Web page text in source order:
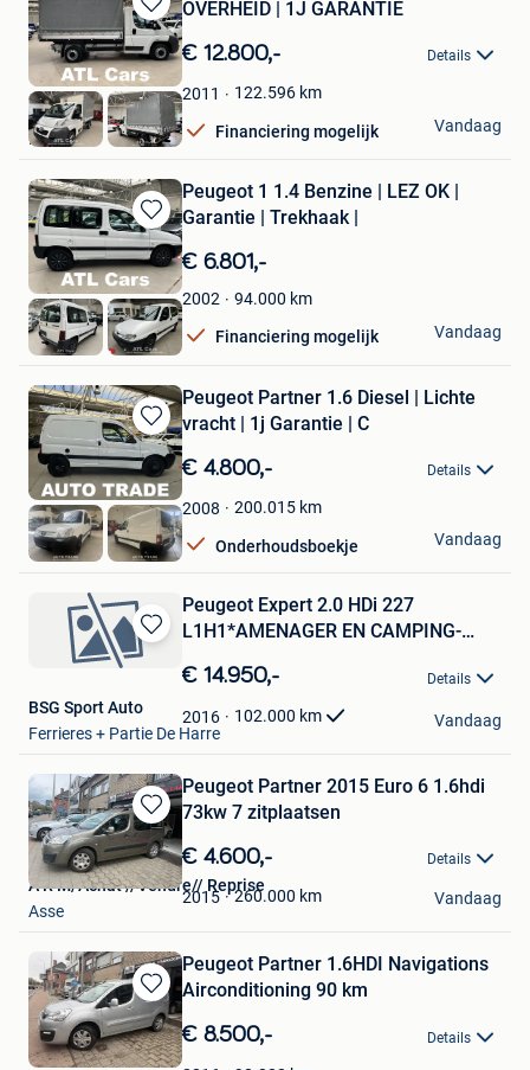
Bewaren
in
Mijn
Favorieten
OVERHEID | 1J GARANTIE
€ 12.800,- Details
2011 122.596 km
Financiering mogelijk
ATL Cars
Hasselt
Vandaag
Bewaren
in
Mijn
Favorieten
Peugeot 1 1.4 Benzine | LEZ OK |
Garantie | Trekhaak |
€ 6.801,-
2002 94.000 km
Financiering mogelijk
ATL Cars
Hasselt
Vandaag
Bewaren
in
Mijn
Favorieten
Peugeot Partner 1.6 Diesel | Lichte
vracht | 1j Garantie | C
€ 4.800,- Details
2008 200.015 km
Onderhoudsboekje
Autotrade
Hasselt
Vandaag
Bewaren
Favorieten
Peugeot Expert 2.0 HDi 227
L1H1*AMENAGER EN CAMPING-
€ 14.950,- Details
2016 102.000 km
BSG Sport Auto
Ferrieres + Partie De Harre
Vandaag
Bewaren
in
Mijn
Favorieten
Peugeot Partner 2015 Euro 6 1.6hdi
73kw 7 zitplaatsen
€ 4.600,- Details
2015 260.000 km
A R M/Achat //Vendre// Reprise
Asse
Vandaag
Bewaren
in
Mijn
Peugeot Partner 1.6HDI Navigations
Airconditioning 90 km
€ 8.500,- Details